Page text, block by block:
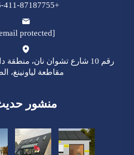
+86-411-87187755
[email protected]
رقم 10 شارع تشوان نان، منطقة
مقاطعة لياونينغ،
منشور